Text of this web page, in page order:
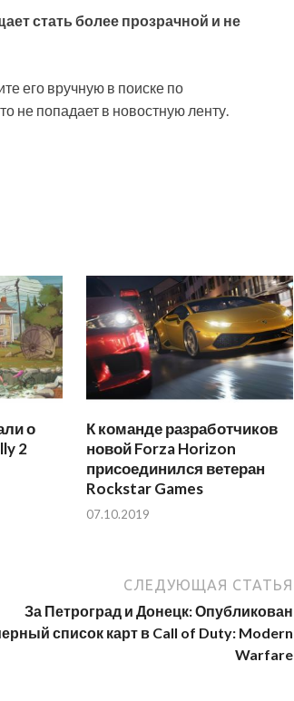
стать более прозрачной и не
его вручную в поиске по
не попадает в новостную ленту.
о
2
К команде разработчиков
новой Forza Horizon
присоединился ветеран
Rockstar Games
07.10.2019
СЛЕДУЮЩАЯ СТАТЬЯ
За Петроград и Донецк: Опубликован
список карт в Call of Duty: Modern
Warfare